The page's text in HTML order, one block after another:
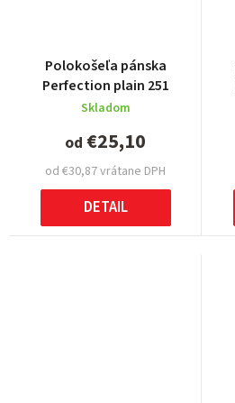
Polokošeľa pánska
Perfection plain 251
Skladom
od €30,87 vrátane DPH
od €25,10
DETAIL